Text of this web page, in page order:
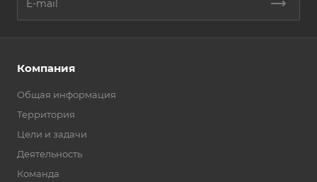
Компания
Общая информация
Территория
Цели и задачи
Деятельность
Команда